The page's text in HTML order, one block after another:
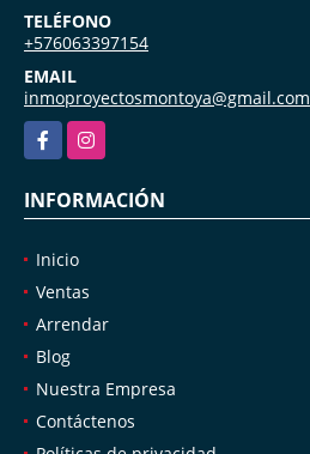
TELÉFONO
+576063397154
EMAIL
inmoproyectosmontoya@gmail.com
FacebookInstagram
INFORMACIÓN
Inicio
Ventas
Arrendar
Blog
Nuestra Empresa
Contáctenos